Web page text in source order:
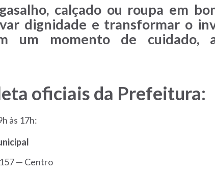
calçado ou roupa em
dignidade e transformar o
um momento de cuidado,
oficiais da Prefeitura:
às 17h:
— Centro